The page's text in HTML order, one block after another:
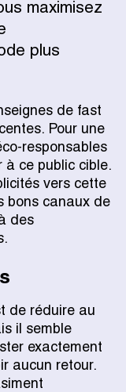
maximisez
plus
de fast
Pour une
responsables
à ce public cible.
vers cette
bons canaux de
des
de réduire au
il semble
exactement
aucun retour.